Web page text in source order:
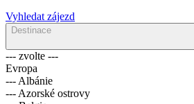
Vyhledat zájezd
Destinace
--- zvolte ---
Evropa
--- Albánie
--- Azorské ostrovy